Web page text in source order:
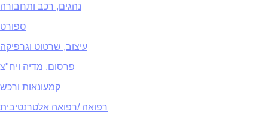
נהגים, רכב ותחבורה
ספורט
עיצוב, שרטוט וגרפיקה
פרסום, מדיה ויח"צ
קמעונאות ורכש
רפואה /רפואה אלטרנטיבית